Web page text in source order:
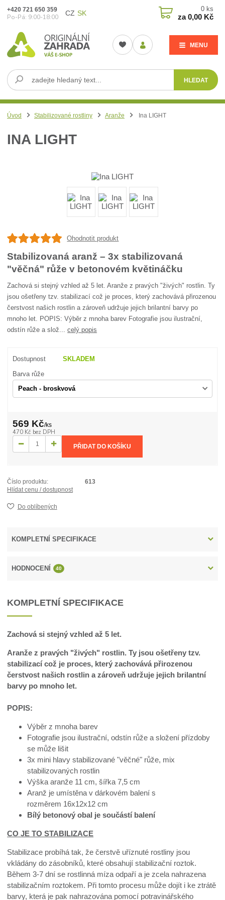
CZ SK
MENU
HLEDAT
+420 721 650 359
Po-Pá: 9:00-18:00
0 ks
za0,00 Kč
Úvod Stabilizované rostliny Aranže Ina LIGHT
INA LIGHT
Ohodnotit produkt
Stabilizovaná aranž – 3x stabilizovaná
"věčná" růže v betonovém květináčku
Zachová si stejný vzhled až 5 let. Aranže z pravých "živých" rostlin. Ty
jsou ošetřeny tzv. stabilizací což je proces, který zachovává přirozenou
čerstvost našich rostlin a zároveň udržuje jejich brilantní barvy po
mnoho let. POPIS: Výběr z mnoha barev Fotografie jsou ilustrační,
odstín růže a slož...celý popis
Dostupnost SKLADEM
Barva růže
569 Kč/ks
470 Kč bez DPH
PŘIDAT DO KOŠÍKU
Číslo produktu:
613
Hlídat cenu / dostupnost
Do oblíbených
KOMPLETNÍ SPECIFIKACE
HODNOCENÍ 40
KOMPLETNÍ SPECIFIKACE
Zachová si stejný vzhled až 5 let.
Aranže z pravých "živých" rostlin. Ty jsou ošetřeny tzv.
stabilizací což je proces, který zachovává přirozenou
čerstvost našich rostlin a zároveň udržuje jejich brilantní
barvy po mnoho let.
POPIS:
Výběr z mnoha barev
Fotografie jsou ilustrační, odstín růže a složení přízdoby
se může lišit
3x mini hlavy stabilizované "věčné" růže, mix
stabilizovaných rostlin
Výška aranže 11 cm, šířka 7,5 cm
Aranž je umístěna v dárkovém balení s
rozměrem 16x12x12 cm
Bílý betonový obal je součástí balení
CO JE TO STABILIZACE
Stabilizace probíhá tak, že čerstvě uříznuté rostliny jsou
vkládány do zásobníků, které obsahují stabilizační roztok.
Během 3-7 dní se rostlinná míza odpaří a je zcela nahrazena
stabilizačním roztokem. Při tomto procesu může dojít i ke ztrátě
barvy, která je pak nahrazována pomocí potravinářského